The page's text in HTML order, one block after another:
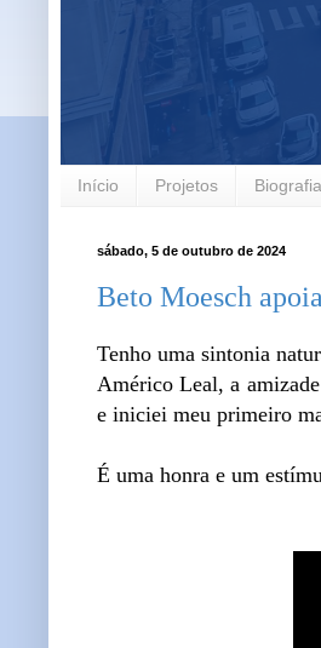
Início Projetos Biografia
sábado, 5 de outubro de 2024
Beto Moesch apoia
Tenho uma sintonia
Américo Leal, a
e iniciei meu primeiro
É uma honra e um